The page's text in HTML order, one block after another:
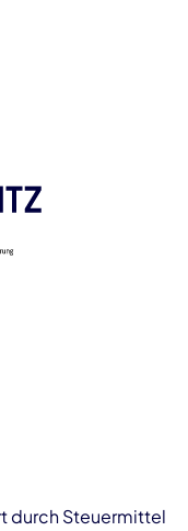
durch Steuermittel